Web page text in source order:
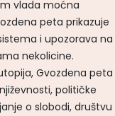
vlada moćna
peta prikazuje
i upozorava na
nekolicine.
Gvozdena peta
političke
o slobodi, društvu